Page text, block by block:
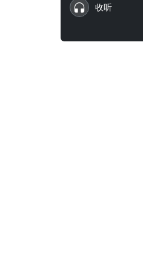
收听